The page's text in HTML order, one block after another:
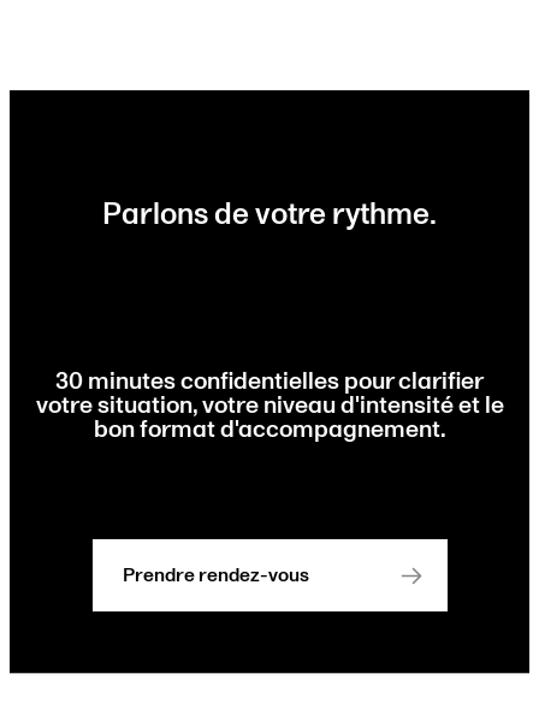
Parlons de votre rythme.
30 minutes confidentielles pour clarifier
votre situation, votre niveau d'intensité et le
bon format d'accompagnement.
Prendre rendez-vous